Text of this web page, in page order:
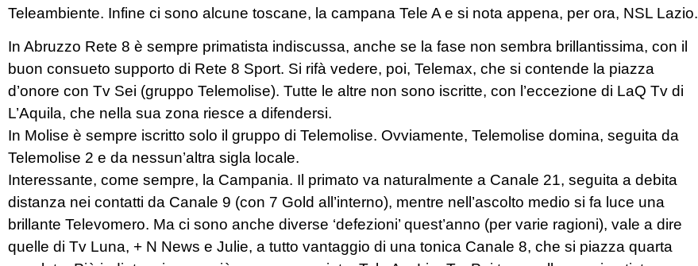
Teleambiente. Infine ci sono alcune toscane, la campana Tele A e si nota appena, per ora, NSL Lazio.
In Abruzzo Rete 8 è sempre primatista indiscussa, anche se la fase non sembra brillantissima, con il
buon consueto supporto di Rete 8 Sport. Si rifà vedere, poi, Telemax, che si contende la piazza
d’onore con Tv Sei (gruppo Telemolise). Tutte le altre non sono iscritte, con l’eccezione di LaQ Tv di
L’Aquila, che nella sua zona riesce a difendersi.
In Molise è sempre iscritto solo il gruppo di Telemolise. Ovviamente, Telemolise domina, seguita da
Telemolise 2 e da nessun’altra sigla locale.
Interessante, come sempre, la Campania. Il primato va naturalmente a Canale 21, seguita a debita
distanza nei contatti da Canale 9 (con 7 Gold all’interno), mentre nell’ascolto medio si fa luce una
brillante Televomero. Ma ci sono anche diverse ‘defezioni’ quest’anno (per varie ragioni), vale a dire
quelle di Tv Luna, + N News e Julie, a tutto vantaggio di una tonica Canale 8, che si piazza quarta